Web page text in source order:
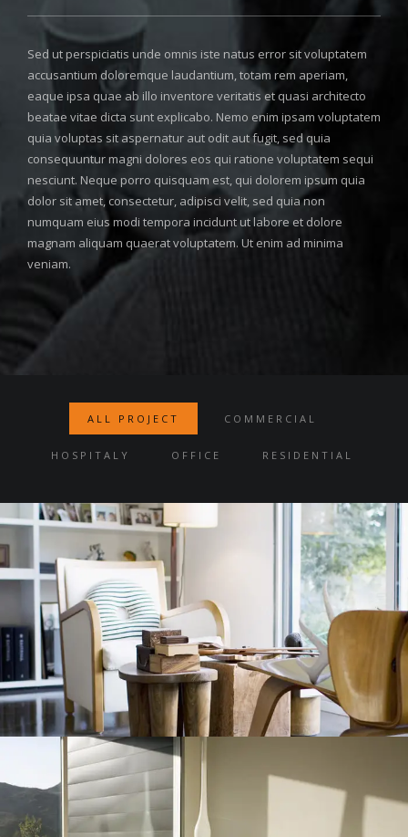
Sed ut perspiciatis unde omnis iste natus error sit voluptatem
accusantium doloremque laudantium, totam rem aperiam,
eaque ipsa quae ab illo inventore veritatis et quasi architecto
beatae vitae dicta sunt explicabo. Nemo enim ipsam voluptatem
quia voluptas sit aspernatur aut odit aut fugit, sed quia
consequuntur magni dolores eos qui ratione voluptatem sequi
nesciunt. Neque porro quisquam est, qui dolorem ipsum quia
dolor sit amet, consectetur, adipisci velit, sed quia non
numquam eius modi tempora incidunt ut labore et dolore
magnam aliquam quaerat voluptatem. Ut enim ad minima
veniam.
ALL PROJECT COMMERCIAL
HOSPITALY OFFICE RESIDENTIAL